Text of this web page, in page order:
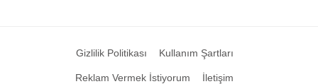
Gizlilik Politikası Kullanım Şartları
Reklam Vermek İstiyorum İletişim